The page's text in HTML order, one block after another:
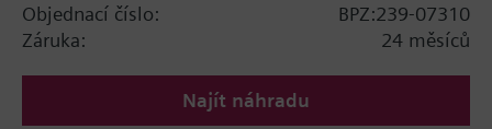
Objednací číslo:
BPZ:239-07310
Záruka:
24 měsíců
Najít náhradu